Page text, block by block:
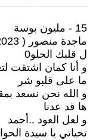
15 - مليون بوسة
ماجدة منصور ( 2023 / 3 / 12 - 03:35 )
ل قلبك الحلو0
و أنا كمان اشتقت
ما على قلبو شر
و الله نحن نسعد
ها قد عدنا
و لعل العود ..أحمد
تحياتي يا سيدة